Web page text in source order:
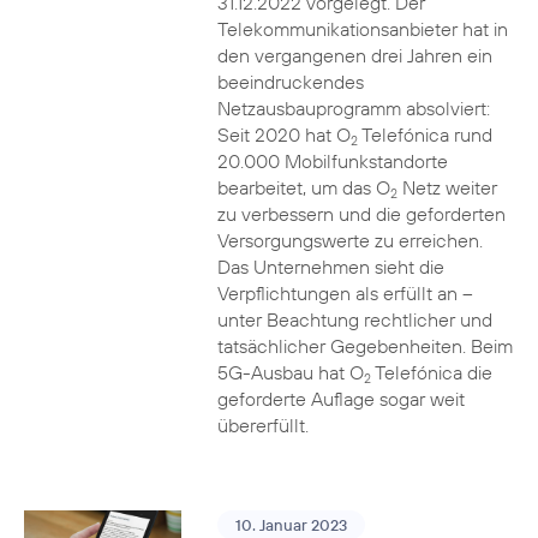
Telekommunikationsanbieter hat in
den vergangenen drei Jahren ein
beeindruckendes
Netzausbauprogramm absolviert:
Seit 2020 hat O2Telefónica rund
20.000 Mobilfunkstandorte
bearbeitet, um das O2Netz weiter
zu verbessern und die geforderten
Versorgungswerte zu erreichen.
Das Unternehmen sieht die
Verpflichtungen als erfüllt an –
unter Beachtung rechtlicher und
tatsächlicher Gegebenheiten. Beim
5G-Ausbau hat O2Telefónica die
geforderte Auflage sogar weit
übererfüllt.
10. Januar 2023